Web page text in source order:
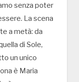
senza poter
La scena
a metà: da
di Sole,
un unico
è Maria